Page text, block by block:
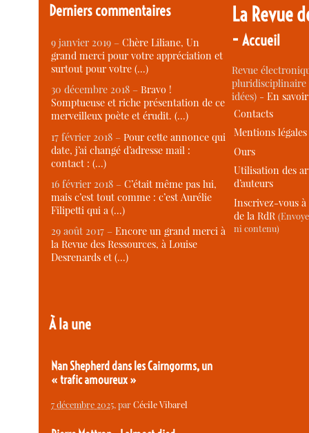
Derniers commentaires
9 janvier 2019 –Chère Liliane, Un
grand merci pour votre appréciation et
surtout pour votre (…)
30 décembre 2018 –Bravo !
Somptueuse et riche présentation de ce
merveilleux poète et érudit. (…)
17 février 2018 –Pour cette annonce qui
date, j’ai changé d’adresse mail :
contact : (…)
16 février 2018 –C’était même pas lui,
mais c’est tout comme : c’est Aurélie
Filipetti qui a (…)
29 août 2017 –Encore un grand merci à
la Revue des Ressources, à Louise
Desrenards et (…)
À la une
Nan Shepherd dans les Cairngorms, un
« trafic amoureux »
7 décembre 2025, parCécile Vibarel
La Revue
-Accueil
Revue
idées) -En
Contacts
Mentions légales
Ours
Utilisation des
d’auteurs
Inscrivez-vous
de la RdR
ni contenu)